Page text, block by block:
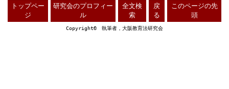
トップペー
ジ
研究会のプロフィー
ル
全文検
索
戻
る
このページの先
頭
Copyright© 執筆者，大阪教育法研究会